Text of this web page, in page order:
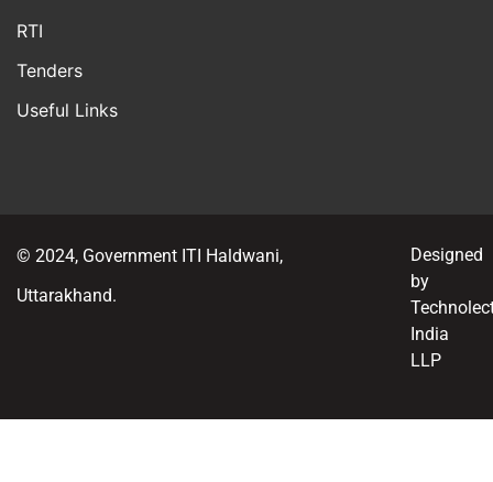
RTI
Tenders
Useful Links
© 2024, Government ITI Haldwani,
Uttarakhand.
Designed
by
India
LLP